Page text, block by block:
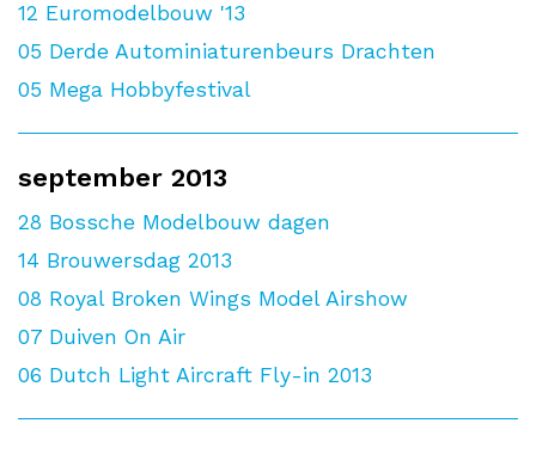
12 Euromodelbouw '13
05 Derde Autominiaturenbeurs Drachten
05 Mega Hobbyfestival
september 2013
28 Bossche Modelbouw dagen
14 Brouwersdag 2013
08 Royal Broken Wings Model Airshow
07 Duiven On Air
06 Dutch Light Aircraft Fly-in 2013